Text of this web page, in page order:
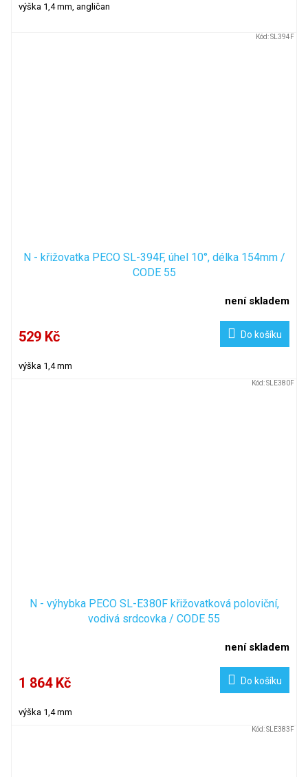
výška 1,4 mm, angličan
N - křižovatka PECO SL-394F, úhel 10°, délka 154mm /
CODE 55
není skladem
529 Kč Do košíku
výška 1,4 mm
Kód:SL394F
N - výhybka PECO SL-E380F křižovatková poloviční,
vodivá srdcovka / CODE 55
není skladem
1 864 Kč Do košíku
výška 1,4 mm
Kód:SLE380F
Kód:SLE383F